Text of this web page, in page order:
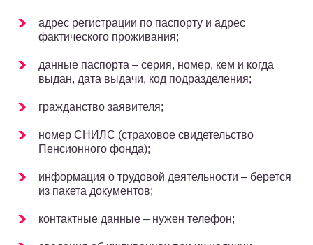
адрес регистрации по паспорту и адрес
фактического проживания;
данные паспорта – серия, номер, кем и когда
выдан, дата выдачи, код подразделения;
гражданство заявителя;
номер СНИЛС (страховое свидетельство
Пенсионного фонда);
информация о трудовой деятельности – берется
из пакета документов;
контактные данные – нужен телефон;